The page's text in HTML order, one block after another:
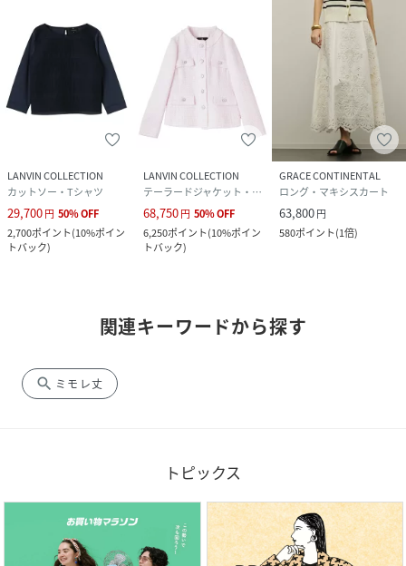
LANVIN COLLECTION
カットソー・Tシャツ
29,700円 50%OFF
2,700ポイント(10%ポイン
トバック)
LANVIN COLLECTION
テーラードジャケット・ブレザー
68,750円 50%OFF
6,250ポイント(10%ポイン
トバック)
GRACE CONTINENTAL
ロング・マキシスカート
63,800円
580ポイント(1倍)
関連キーワードから探す
search ミモレ丈
トピックス